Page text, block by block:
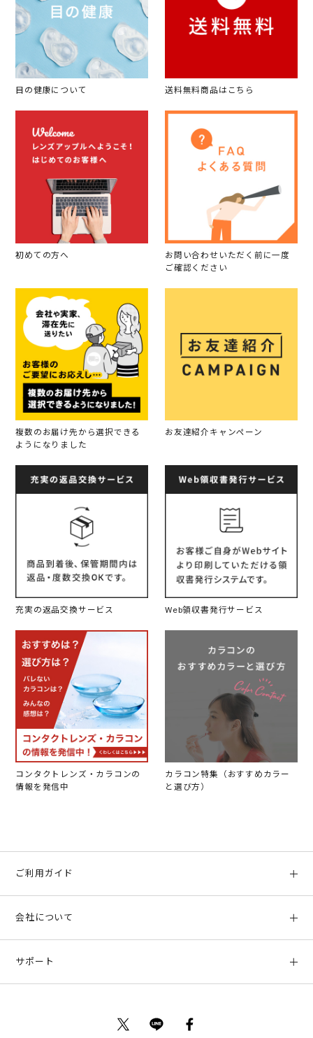
目の健康について 送料無料商品はこちら
初めての方へ
お問い合わせいただく前に一度
ご確認ください
複数のお届け先から選択できる
ようになりました
お友達紹介キャンペーン
充実の返品交換サービス Web領収書発行サービス
コンタクトレンズ・カラコンの
情報を発信中
カラコン特集（おすすめカラー
と選び方）
ご利用ガイド
お支払い方法、配送について
返品について
会社について
サポート